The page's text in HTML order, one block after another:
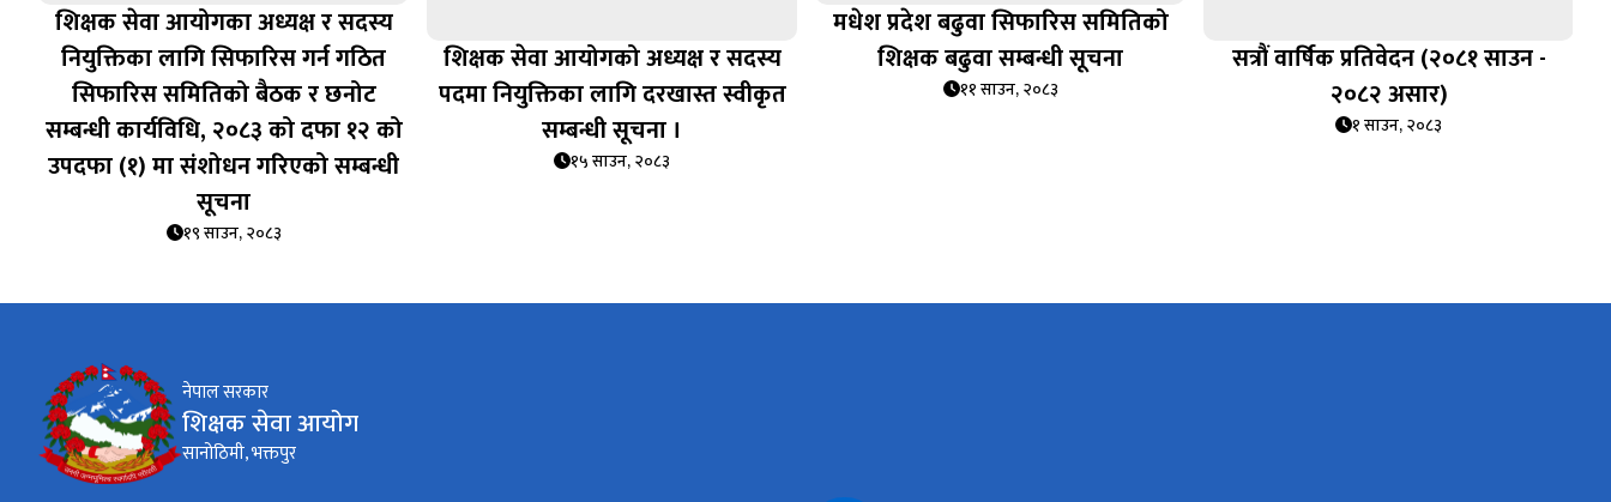
शिक्षक सेवा आयोगका अध्यक्ष र सदस्य
नियुक्तिका लागि सिफारिस गर्न गठित
सिफारिस समितिको बैठक र छनोट
सम्बन्धी कार्यविधि, २०८३ को दफा १२ को
उपदफा (१) मा संशोधन गरिएको सम्बन्धी
सूचना
१९ साउन, २०८३
शिक्षक सेवा आयोगको अध्यक्ष र सदस्य
पदमा नियुक्तिका लागि दरखास्त स्वीकृत
सम्बन्धी सूचना ।
१५ साउन, २०८३
मधेश प्रदेश बढुवा सिफारिस समितिको
शिक्षक बढुवा सम्बन्धी सूचना
११ साउन, २०८३
सत्रौं वार्षिक प्रतिवेदन (२०८१ साउन -
२०८२ असार)
१ साउन, २०८३
नेपाल सरकार
शिक्षक सेवा आयोग
सानोठिमी, भक्तपुर